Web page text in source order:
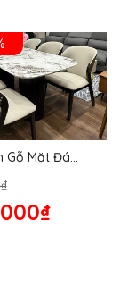
Gỗ Mặt Đá